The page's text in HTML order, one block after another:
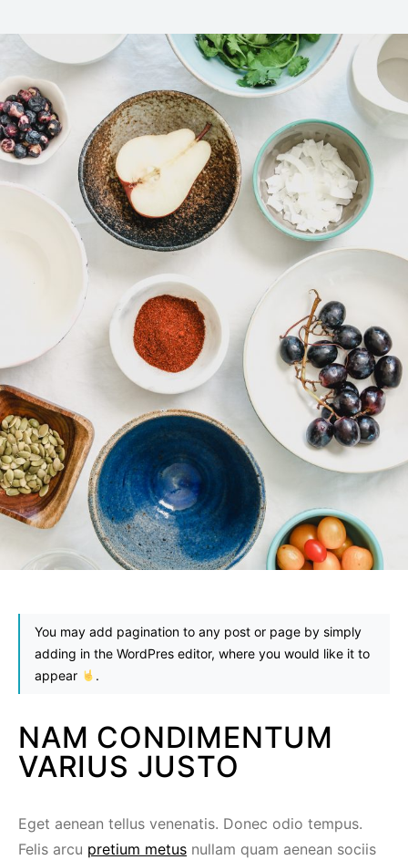
You may add pagination to any post or page by simply
adding in the WordPres editor, where you would like it to
appear
.
NAM CONDIMENTUM
VARIUS JUSTO
Eget aenean tellus venenatis. Donec odio tempus.
Felis arcu pretium metus nullam quam aenean sociis